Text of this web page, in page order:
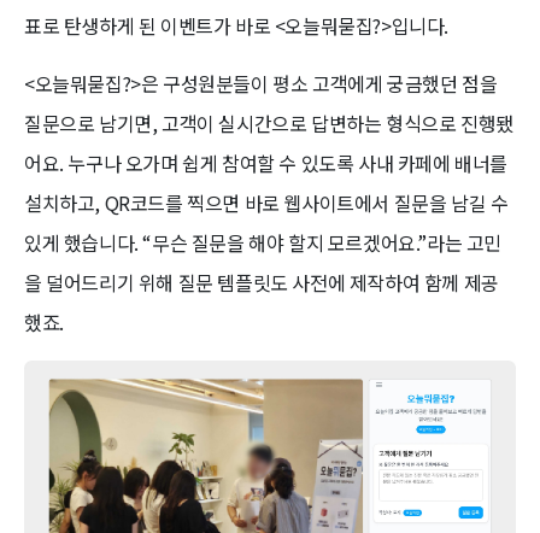
표로 탄생하게 된 이벤트가 바로 <오늘뭐묻집?>입니다.
<오늘뭐묻집?>은 구성원분들이 평소 고객에게 궁금했던 점을
질문으로 남기면, 고객이 실시간으로 답변하는 형식으로 진행됐
어요. 누구나 오가며 쉽게 참여할 수 있도록 사내 카페에 배너를
설치하고, QR코드를 찍으면 바로 웹사이트에서 질문을 남길 수
있게 했습니다. “무슨 질문을 해야 할지 모르겠어요.”라는 고민
을 덜어드리기 위해 질문 템플릿도 사전에 제작하여 함께 제공
했죠.